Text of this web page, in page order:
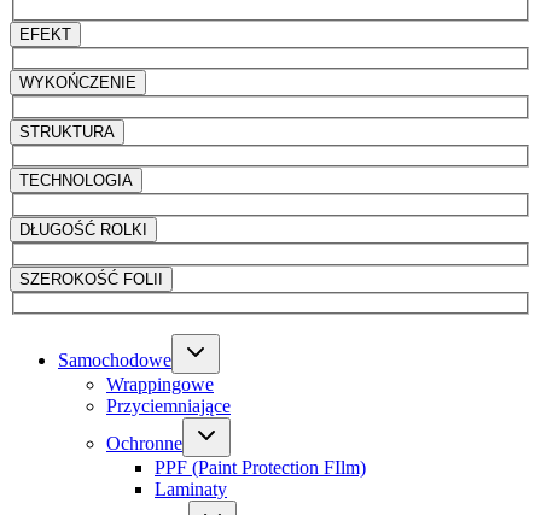
EFEKT
WYKOŃCZENIE
STRUKTURA
TECHNOLOGIA
DŁUGOŚĆ ROLKI
SZEROKOŚĆ FOLII
Samochodowe
Wrappingowe
Przyciemniające
Ochronne
PPF (Paint Protection FIlm)
Laminaty